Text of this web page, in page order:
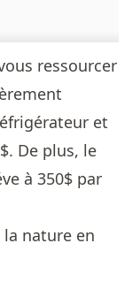
ressourcer
et
De plus, le
à 350$ par
nature en